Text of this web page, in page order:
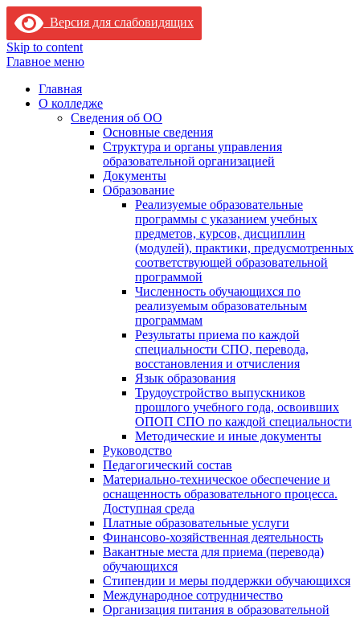
Версия для слабовидящих
Skip to content
Главное меню
Главная
О колледже
Сведения об ОО
Основные сведения
Структура и органы управления
образовательной организацией
Документы
Образование
Реализуемые образовательные
программы с указанием учебных
предметов, курсов, дисциплин
(модулей), практики, предусмотренных
соответствующей образовательной
программой
Численность обучающихся по
реализуемым образовательным
программам
Результаты приема по каждой
специальности СПО, перевода,
восстановления и отчисления
Язык образования
Трудоустройство выпускников
прошлого учебного года, освоивших
ОПОП СПО по каждой специальности
Методические и иные документы
Руководство
Педагогический состав
Материально-техническое обеспечение и
оснащенность образовательного процесса.
Доступная среда
Платные образовательные услуги
Финансово-хозяйственная деятельность
Вакантные места для приема (перевода)
обучающихся
Стипендии и меры поддержки обучающихся
Международное сотрудничество
Организация питания в образовательной